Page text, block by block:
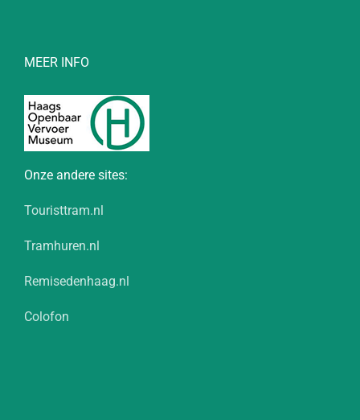
MEER INFO
Onze andere sites:
Touristtram.nl
Tramhuren.nl
Remisedenhaag.nl
Colofon